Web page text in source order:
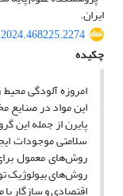
ایران.
چکیده
امروزه آلودگی
این مواد در
پایرن از جمله این
سلامتی موجودات
روش‌های معمول
روش‌های بیولوژیک
اقتصادی و سازگار